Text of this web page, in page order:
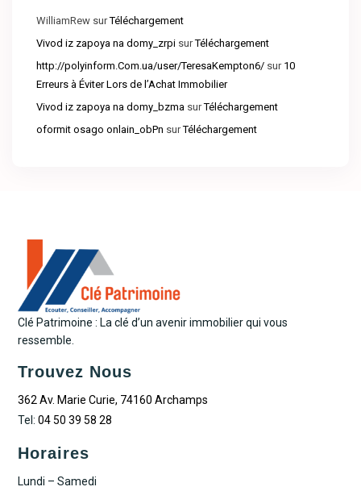
WilliamRew surTéléchargement
Vivod iz zapoya na domy_zrpi surTéléchargement
http://polyinform.Com.ua/user/TeresaKempton6/ sur 10
Erreurs à Éviter Lors de l’Achat Immobilier
Vivod iz zapoya na domy_bzma surTéléchargement
oformit osago onlain_obPn surTéléchargement
Clé Patrimoine : La clé d’un avenir immobilier qui vous
ressemble.
Trouvez Nous
362 Av. Marie Curie, 74160 Archamps
Tel:04 50 39 58 28
Horaires
Lundi – Samedi